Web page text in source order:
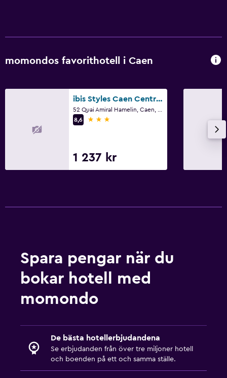
Kabel- eller satellit-TV
Klädhängare
Rumservice
Familjevänligt
Barnsängar tillgängliga
Barnmåltider
Höga barnstolar
Parkering och transport
Parkering
Privat parkering
momondos favorithotell i Caen
ibis Styles Caen Centre Gare
8,6
3 stjärnor
1 237 kr
Spara pengar när du
bokar hotell med
momondo
De bästa hotellerbjudandena
Se erbjudanden från över tre miljoner hotell
och boenden på ett och samma ställe.